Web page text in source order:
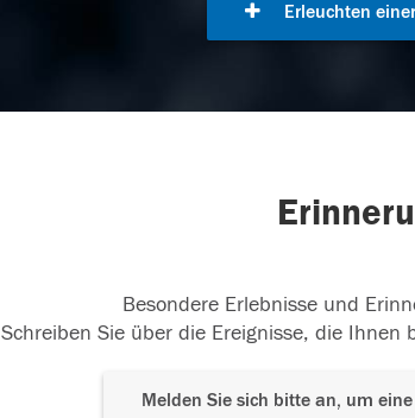
Erleuchten
Besondere Erlebnisse und
Schreiben Sie über die Ereignisse, die
Melden Sie sich bitte an, um